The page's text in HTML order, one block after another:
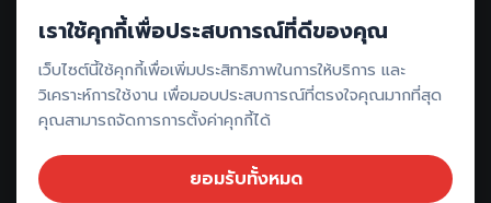
ติดต่อรีวิว // ลงโฆษณา
เราใช้คุกกี้เพื่อประสบการณ์ที่ดีของคุณ
เว็บไซต์นี้ใช้คุกกี้เพื่อเพิ่มประสิทธิภาพในการให้บริการ และ
วิเคราะห์การใช้งาน เพื่อมอบประสบการณ์ที่ตรงใจคุณมากที่สุด
คุณสามารถจัดการการตั้งค่าคุกกี้ได้
ยอมรับทั้งหมด